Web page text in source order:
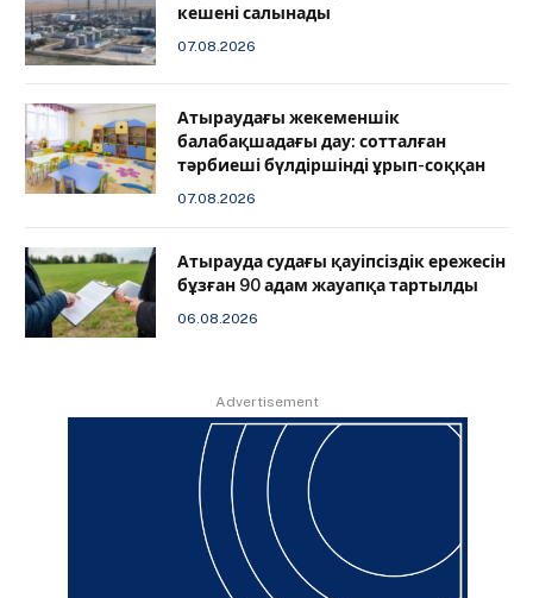
кешені салынады
07.08.2026
Атыраудағы жекеменшік
балабақшадағы дау: сотталған
тәрбиеші бүлдіршінді ұрып-соққан
07.08.2026
Атырауда судағы қауіпсіздік ережесін
бұзған 90 адам жауапқа тартылды
06.08.2026
Advertisement